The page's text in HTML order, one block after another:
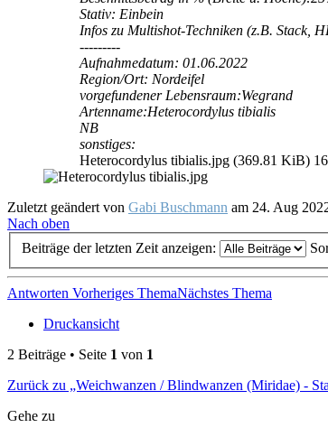
Stativ: Einbein
Infos zu Multishot-Techniken (z.B. Stack,
---------
Aufnahmedatum: 01.06.2022
Region/Ort: Nordeifel
vorgefundener Lebensraum:Wegrand
Artenname:Heterocordylus tibialis
NB
sonstiges:
Heterocordylus tibialis.jpg (369.81 KiB)
Zuletzt geändert von Gabi Buschmann am 24. Aug
Nach oben
Beiträge der letzten Zeit anzeigen:
Antworten Vorheriges ThemaNächstes Thema
Druckansicht
2 Beiträge • Seite 1 von 1
Zurück zu „Weichwanzen / Blindwanzen (Miridae) -
Gehe zu